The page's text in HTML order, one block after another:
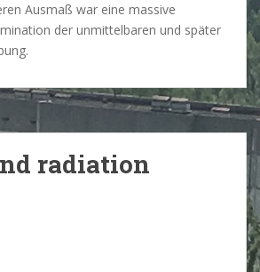
Ausmaß war eine massive
der unmittelbaren und später
radiation